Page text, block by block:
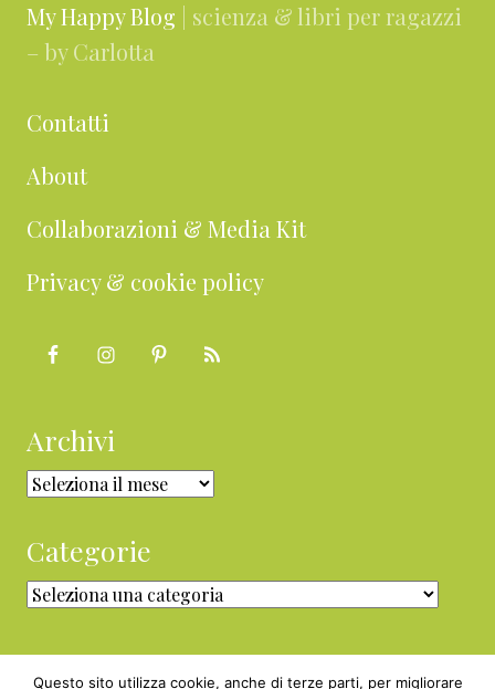
My Happy Blog | scienza & libri per ragazzi
– by Carlotta
Contatti
About
Collaborazioni & Media Kit
Privacy & cookie policy
Archivi
Archivi
Categorie
Categorie
Questo sito utilizza cookie, anche di terze parti, per migliorare